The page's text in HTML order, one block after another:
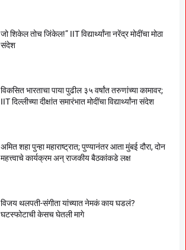
जो शिकेल तोच जिंकेल!” IIT विद्यार्थ्यांना नरेंद्र मोदींचा मोठा
संदेश
विकसित भारताचा पाया पुढील ३५ वर्षांत तरुणांच्या कामावर;
IIT दिल्लीच्या दीक्षांत समारंभात मोदींचा विद्यार्थ्यांना संदेश
अमित शहा पुन्हा महाराष्ट्रात; पुण्यानंतर आता मुंबई दौरा, दोन
महत्त्वाचे कार्यक्रम अन् राजकीय बैठकांकडे लक्ष
विजय थलपती-संगीता यांच्यात नेमकं काय घडलं?
घटस्फोटाची केसच घेतली मागे